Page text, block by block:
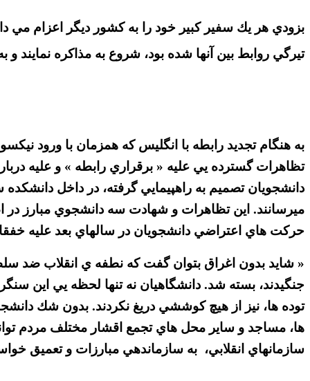
بزودي هر يك سفير كبير خود را به كشور ديگر اعزام
تيرگي روابط بين آنها شده بود، شروع به مذاكره نمايند
تظاهرات گسترده يي عليه « برقراري رابطه » و عليه
دانشجويان تصميم به راهپيمايي گرفته، در داخل
ميرسانند. اين تظاهرات و شهادت سه دانشجوي مبارز
حركت هاي اعتراضي دانشجويان در سالهاي بعد عليه
جنگيدند، بسته شد. دانشگاهيان نه تنها لحظه يي اين
توده ها، نيز از هيچ كوششي دريغ نكردند. بدون شك
ها، مساجد و ساير محل هاي تجمع اقشار مختلف مردم
سازمانهاي انقلابي، به سازماندهي مبارزات و تعميق